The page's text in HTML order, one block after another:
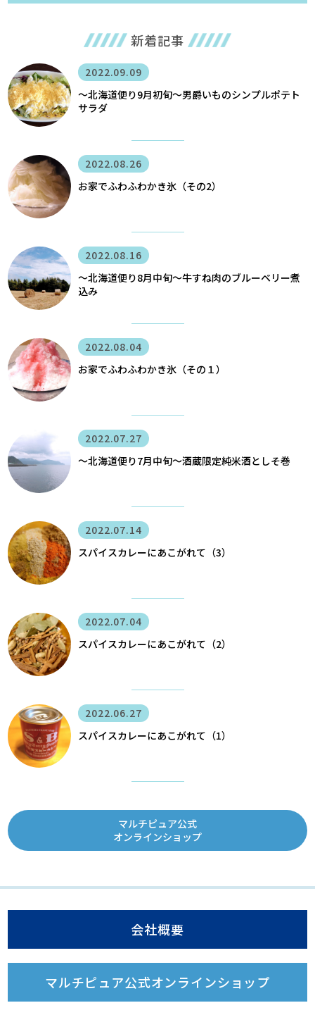
新着記事
2022.09.09
〜北海道便り9月初旬～男爵いものシンプルポテト
サラダ
2022.08.26
お家でふわふわかき氷（その2）
2022.08.16
〜北海道便り8月中旬～牛すね肉のブルーベリー煮
込み
2022.08.04
お家でふわふわかき氷（その１）
2022.07.27
〜北海道便り7月中旬～酒蔵限定純米酒としそ巻
2022.07.14
スパイスカレーにあこがれて（3）
2022.07.04
スパイスカレーにあこがれて（2）
2022.06.27
スパイスカレーにあこがれて（1）
マルチピュア公式
オンラインショップ
会社概要
マルチピュア公式オンラインショップ